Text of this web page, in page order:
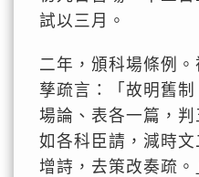
試以三月。
二年，頒科場條例
孳疏言：「故明舊
場論、表各一篇，
如各科臣請，減時
增詩，去策改奏疏